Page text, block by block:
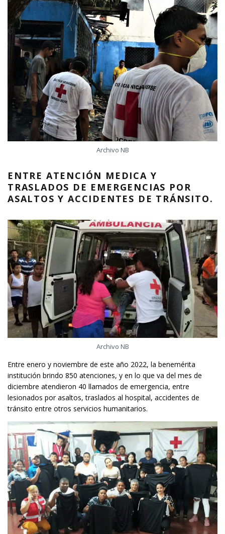
Archivo NB
ENTRE ATENCIÓN MEDICA Y
TRASLADOS DE EMERGENCIAS POR
ASALTOS Y ACCIDENTES DE TRÁNSITO.
Archivo NB
Entre enero y noviembre de este año 2022, la benemérita
institución brindo 850 atenciones, y en lo que va del mes de
diciembre atendieron 40 llamados de emergencia, entre
lesionados por asaltos, traslados al hospital, accidentes de
tránsito entre otros servicios humanitarios.